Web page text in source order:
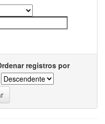
registros por